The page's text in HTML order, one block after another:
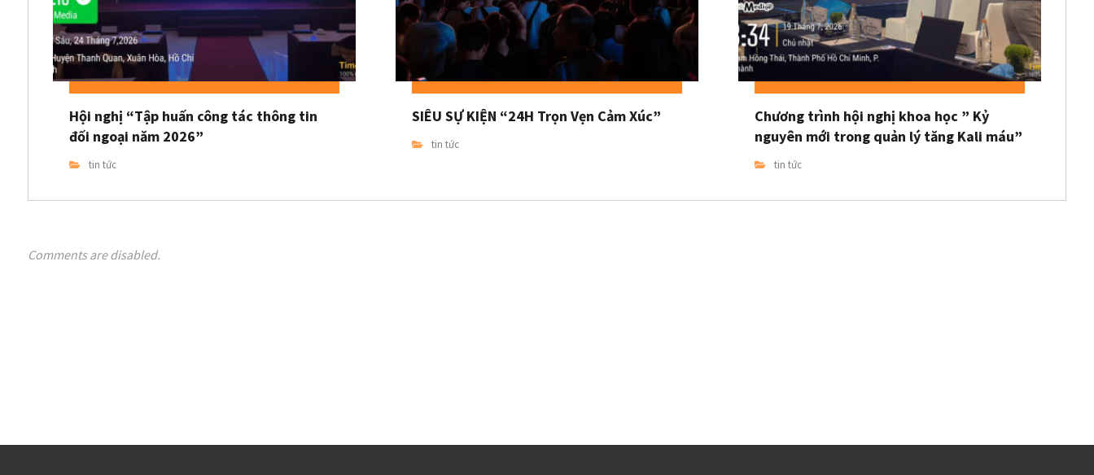
Hội nghị “Tập huấn công tác thông tin
đối ngoại năm 2026”
tin tức
SIÊU SỰ KIỆN “24H Trọn Vẹn Cảm Xúc”
tin tức
Chương trình hội nghị khoa học ” Kỷ
nguyên mới trong quản lý tăng Kali máu”
tin tức
Comments are disabled.